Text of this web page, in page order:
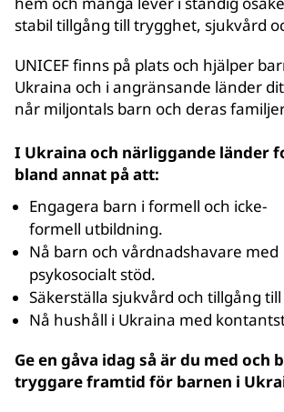
stabil tillgång till trygghet, sjukvård
UNICEF finns på plats och hjälper
Ukraina och i angränsande länder
når miljontals barn och deras
I Ukraina och närliggande länder
bland annat på att:
Engagera barn i formell och icke-
formell utbildning.
Nå barn och vårdnadshavare med
psykosocialt stöd.
Säkerställa sjukvård och tillgång
Nå hushåll i Ukraina med
Ge en gåva idag så är du med och
tryggare framtid för barnen i